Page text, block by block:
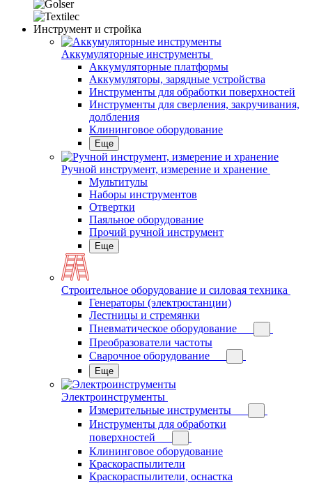
Инструмент и стройка
Аккумуляторные инструменты
Аккумуляторные платформы
Аккумуляторы, зарядные устройства
Инструменты для обработки поверхностей
Инструменты для сверления, закручивания,
долбления
Клининговое оборудование
Еще
Ручной инструмент, измерение и хранение
Мультитулы
Наборы инструментов
Отвертки
Паяльное оборудование
Прочий ручной инструмент
Еще
Строительное оборудование и силовая техника
Генераторы (электростанции)
Лестницы и стремянки
Пневматическое оборудование
Преобразователи частоты
Сварочное оборудование
Еще
Электроинструменты
Измерительные инструменты
Инструменты для обработки
поверхностей
Клининговое оборудование
Краскораспылители
Краскораспылители, оснастка